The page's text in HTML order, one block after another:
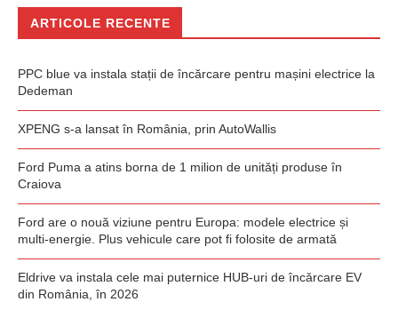
ARTICOLE RECENTE
PPC blue va instala stații de încărcare pentru mașini electrice la
Dedeman
XPENG s-a lansat în România, prin AutoWallis
Ford Puma a atins borna de 1 milion de unități produse în
Craiova
Ford are o nouă viziune pentru Europa: modele electrice și
multi-energie. Plus vehicule care pot fi folosite de armată
Eldrive va instala cele mai puternice HUB-uri de încărcare EV
din România, în 2026